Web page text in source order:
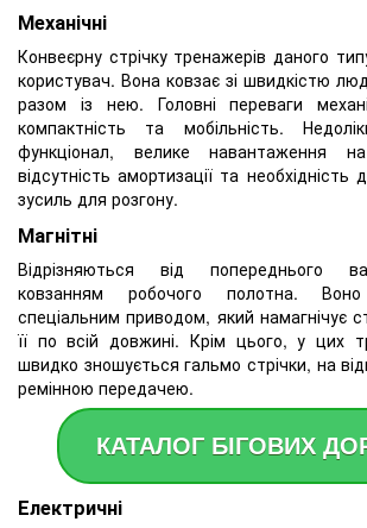
Механічні
Конвеєрну стрічку тренажерів даного
користувач. Вона ковзає зі швидкістю
разом із нею. Головні переваги
компактність та мобільність.
функціонал, велике навантаження
відсутність амортизації та необхідність
зусиль для розгону.
Магнітні
Відрізняються від попереднього
ковзанням робочого полотна. Воно
спеціальним приводом, який намагнічує
її по всій довжині. Крім цього, у цих
швидко зношується гальмо стрічки, на
ремінною передачею.
КАТАЛОГ БІГОВИХ
Електричні